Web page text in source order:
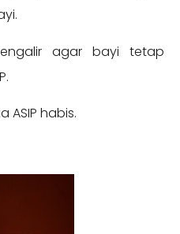
agar bayi tetap
ASIP habis.